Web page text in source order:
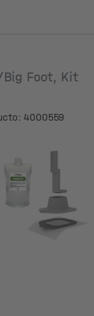
Foot, Kit
4000559